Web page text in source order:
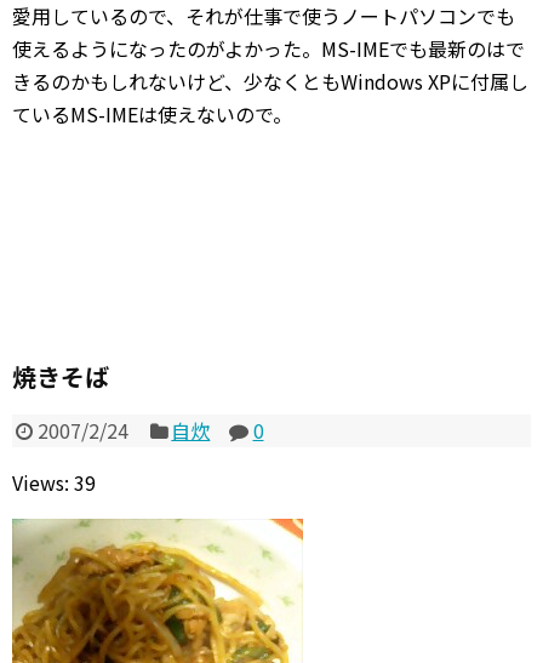
愛用しているので、それが仕事で使うノートパソコンでも
使えるようになったのがよかった。MS-IMEでも最新のはで
きるのかもしれないけど、少なくともWindows XPに付属し
ているMS-IMEは使えないので。
焼きそば
2007/2/24 自炊
0
Views: 39